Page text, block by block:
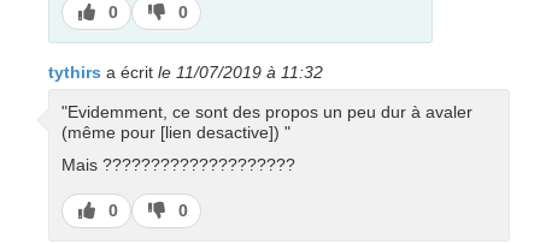
J’aime
0
J’aime
pas
0
tythirs a écrit le 11/07/2019 à 11:32
"Evidemment, ce sont des propos un peu dur à avaler
(même pour [lien desactive]) "
Mais ????????????????????
J’aime
0
J’aime
pas
0